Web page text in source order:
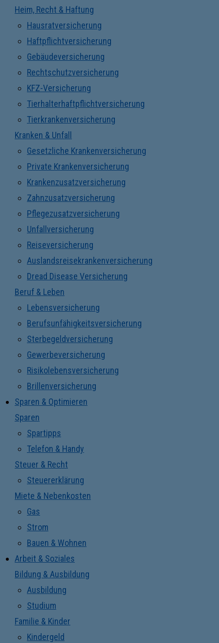
Heim, Recht & Haftung
Hausratversicherung
Haftpflichtversicherung
Gebäudeversicherung
Rechtschutzversicherung
KFZ-Versicherung
Tierhalterhaftpflichtversicherung
Tierkrankenversicherung
Kranken & Unfall
Gesetzliche Krankenversicherung
Private Krankenversicherung
Krankenzusatzversicherung
Zahnzusatzversicherung
Pflegezusatzversicherung
Unfallversicherung
Reiseversicherung
Auslandsreisekrankenversicherung
Dread Disease Versicherung
Beruf & Leben
Lebensversicherung
Berufsunfähigkeitsversicherung
Sterbegeldversicherung
Gewerbeversicherung
Risikolebensversicherung
Brillenversicherung
Sparen & Optimieren
Sparen
Spartipps
Telefon & Handy
Steuer & Recht
Steuererklärung
Miete & Nebenkosten
Gas
Strom
Bauen & Wohnen
Arbeit & Soziales
Bildung & Ausbildung
Ausbildung
Studium
Familie & Kinder
Kindergeld